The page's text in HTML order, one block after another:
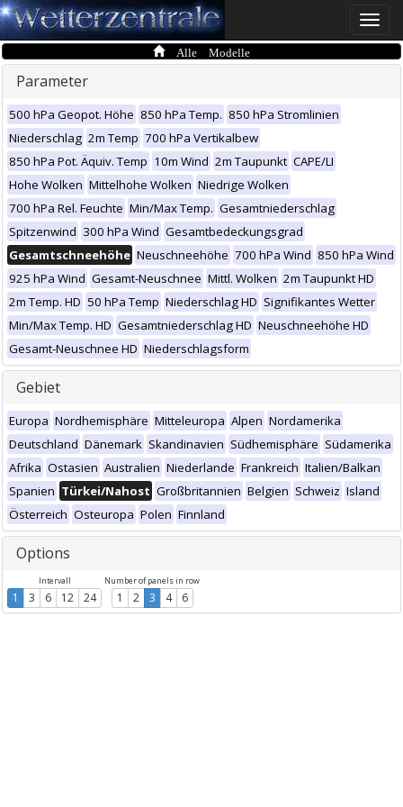
Toggle
Alle Modelle
Parameter
500 hPa Geopot. Höhe 850 hPa Temp. 850 hPa Stromlinien
Niederschlag 2m Temp 700 hPa Vertikalbew
850 hPa Pot. Äquiv. Temp 10m Wind 2m Taupunkt CAPE/LI
Hohe Wolken Mittelhohe Wolken Niedrige Wolken
700 hPa Rel. Feuchte Min/Max Temp. Gesamtniederschlag
Spitzenwind 300 hPa Wind Gesamtbedeckungsgrad
Gesamtschneehöhe Neuschneehöhe 700 hPa Wind 850 hPa Wind
925 hPa Wind Gesamt-Neuschnee Mittl. Wolken 2m Taupunkt HD
2m Temp. HD 50 hPa Temp Niederschlag HD Signifikantes Wetter
Min/Max Temp. HD Gesamtniederschlag HD Neuschneehöhe HD
Gesamt-Neuschnee HD Niederschlagsform
Gebiet
Europa Nordhemisphäre Mitteleuropa Alpen Nordamerika
Deutschland Dänemark Skandinavien Südhemisphäre Südamerika
Afrika Ostasien Australien Niederlande Frankreich Italien/Balkan
Spanien Türkei/Nahost Großbritannien Belgien Schweiz Island
Österreich Osteuropa Polen Finnland
Options
Intervall
1 3 6 12 24
Number of panels in row
1 2 3 4 6